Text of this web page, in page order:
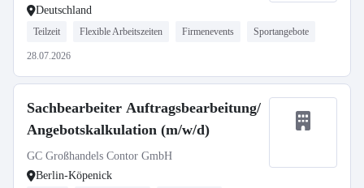
Deutschland
Teilzeit Flexible Arbeitszeiten Firmenevents Sportangebote
28.07.2026
Sachbearbeiter Auftragsbearbeitung/
Angebotskalkulation (m/w/d)
GC Großhandels Contor GmbH
Berlin-Köpenick